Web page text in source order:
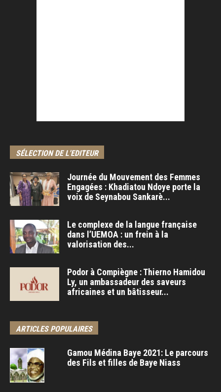
SÉLECTION DE L'EDITEUR
Journée du Mouvement des Femmes
Engagées : Khadiatou Ndoye porte la
voix de Seynabou Sankarè...
Le complexe de la langue française
dans l’UEMOA : un frein à la
valorisation des...
Podor à Compiègne : Thierno Hamidou
Ly, un ambassadeur des saveurs
africaines et un bâtisseur...
ARTICLES POPULAIRES
Gamou Médina Baye 2021: Le parcours
des Fils et filles de Baye Niass